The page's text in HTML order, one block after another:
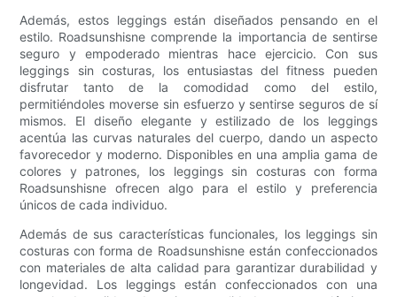
Además, estos leggings están diseñados pensando en el
estilo. Roadsunshisne comprende la importancia de sentirse
seguro y empoderado mientras hace ejercicio. Con sus
leggings sin costuras, los entusiastas del fitness pueden
disfrutar tanto de la comodidad como del estilo,
permitiéndoles moverse sin esfuerzo y sentirse seguros de sí
mismos. El diseño elegante y estilizado de los leggings
acentúa las curvas naturales del cuerpo, dando un aspecto
favorecedor y moderno. Disponibles en una amplia gama de
colores y patrones, los leggings sin costuras con forma
Roadsunshisne ofrecen algo para el estilo y preferencia
únicos de cada individuo.
Además de sus características funcionales, los leggings sin
costuras con forma de Roadsunshisne están confeccionados
con materiales de alta calidad para garantizar durabilidad y
longevidad. Los leggings están confeccionados con una